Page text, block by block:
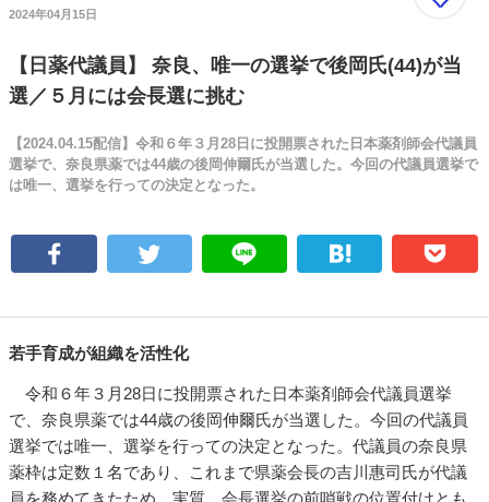
2024年04月15日
【日薬代議員】 奈良、唯一の選挙で後岡氏(44)が当
選／５月には会長選に挑む
【2024.04.15配信】令和６年３月28日に投開票された日本薬剤師会代議員
選挙で、奈良県薬では44歳の後岡伸爾氏が当選した。今回の代議員選挙で
は唯一、選挙を行っての決定となった。
若手育成が組織を活性化
令和６年３月28日に投開票された日本薬剤師会代議員選挙
で、奈良県薬では44歳の後岡伸爾氏が当選した。今回の代議員
選挙では唯一、選挙を行っての決定となった。代議員の奈良県
薬枠は定数１名であり、これまで県薬会長の吉川惠司氏が代議
員を務めてきたため、実質、会長選挙の前哨戦の位置付けとも